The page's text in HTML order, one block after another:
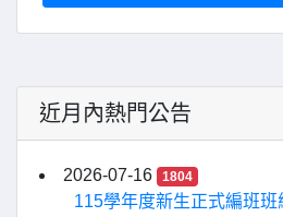
近月內熱門公告
2026-07-16 1804
115學年度新生正式編班班